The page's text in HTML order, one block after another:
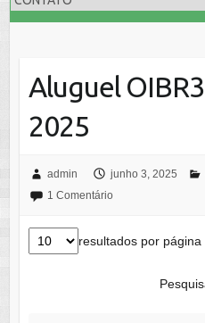
Aluguel
2025
admin junho 3, 2025
1 Comentário
resultados por página